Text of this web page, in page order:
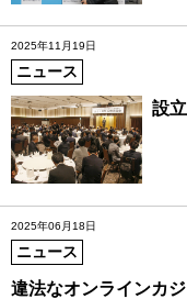
2025年11月19日
ニュース
設
2025年06月18日
ニュース
違法なオンラインカ